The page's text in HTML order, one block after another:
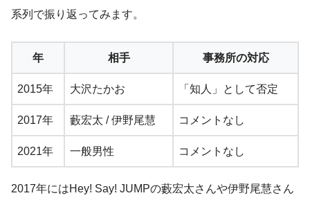
系列で振り返ってみます。
年 相手 事務所の対応
2015年 大沢たかお 「知人」として否定
2017年 藪宏太 / 伊野尾慧 コメントなし
2021年 一般男性 コメントなし
2017年にはHey! Say! JUMPの藪宏太さんや伊野尾慧さん